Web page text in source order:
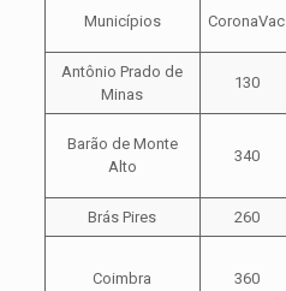
Municípios CoronaVac
Antônio Prado de
Minas
130
Barão de Monte
Alto
340
Brás Pires 260
Coimbra 360